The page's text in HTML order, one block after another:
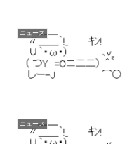
ニュース
ニュース